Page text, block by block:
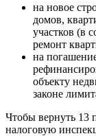
на новое
домов,
участков (в
ремонт
на
объекту
законе
Чтобы вернуть 13
налоговую